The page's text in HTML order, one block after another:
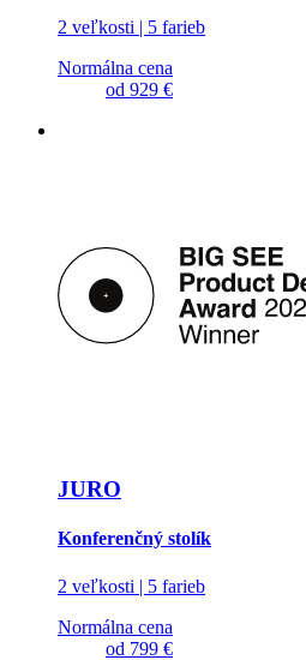
2 veľkosti | 5 farieb
Normálna cena
od 929 €
JURO
Konferenčný stolík
2 veľkosti | 5 farieb
Normálna cena
od 799 €